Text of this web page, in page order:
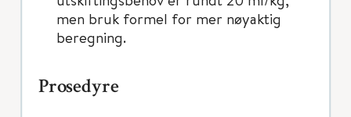
men bruk formel for mer nøyaktig
beregning.
Prosedyre